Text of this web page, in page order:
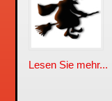
Lesen Sie mehr...